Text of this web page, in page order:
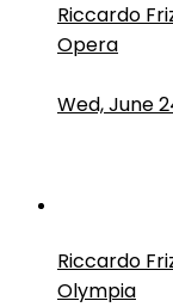
Riccardo
Opera
Wed, June
Riccardo
Olympia